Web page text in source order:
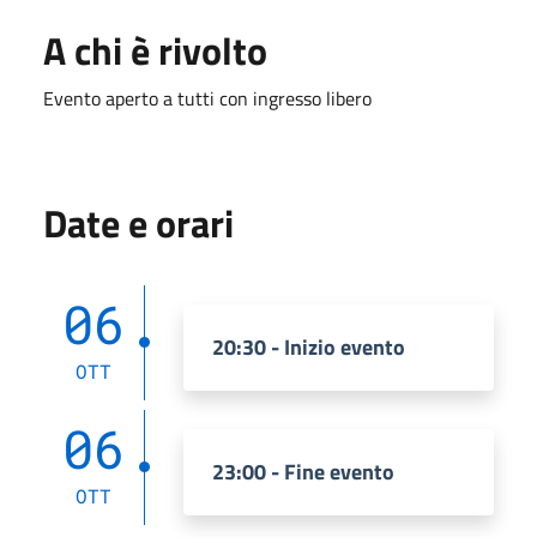
A chi è rivolto
Evento aperto a tutti con ingresso libero
Date e orari
06
OTT
20:30 - Inizio evento
06
OTT
23:00 - Fine evento